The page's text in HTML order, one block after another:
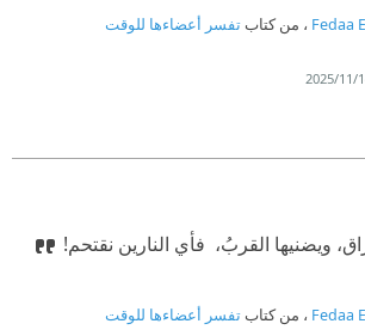
Fedaa ، من كتابتفسر أعضاءها للوقت
ويضنيها القربُ، ‫ فأي النارين نقتحم!
Fedaa ، من كتابتفسر أعضاءها للوقت